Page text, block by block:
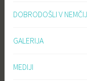
DOBRODOŠLI V
GALERIJA
MEDIJI